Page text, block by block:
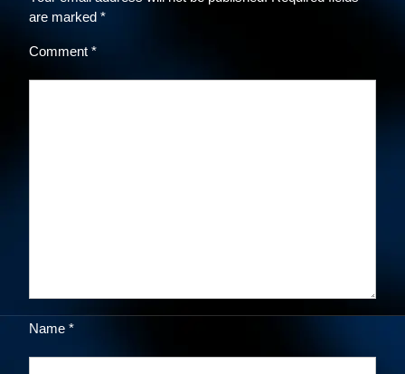
are marked *
Comment *
Name *